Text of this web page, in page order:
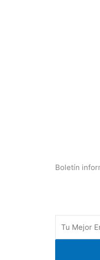
Boletín